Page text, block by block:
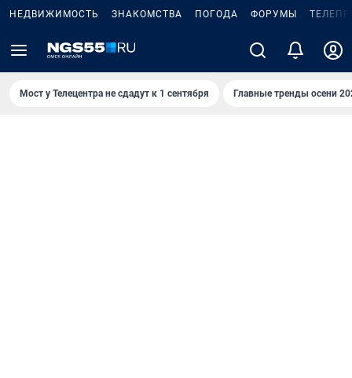
НЕДВИЖИМОСТЬ ЗНАКОМСТВА ПОГОДА ФОРУМЫ
Мост у Телецентра не сдадут к 1 сентября Главные тренды осени